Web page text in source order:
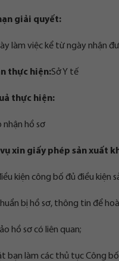
giải quyết:
làm việc kể từ ngày nhận
thực hiện:Sở Y tế
thực hiện:
nhận hồ sơ
xin giấy phép sản xuất
kiện công bố đủ điều kiện
bị hồ sơ, thông tin để
hồ sơ có liên quan;
bạn làm các thủ tục Công